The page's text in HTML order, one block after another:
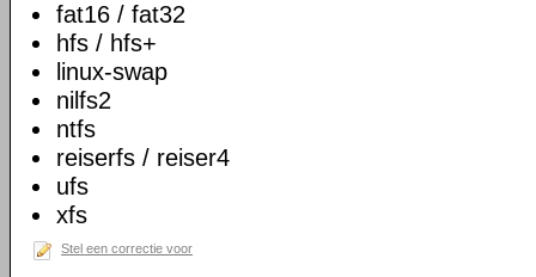
fat16 / fat32
hfs / hfs+
linux-swap
nilfs2
ntfs
reiserfs / reiser4
ufs
xfs
Stel een correctie voor